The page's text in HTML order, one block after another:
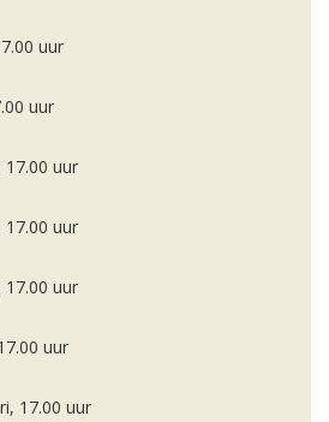
uur
uur
uur
uur
uur
uur
17.00 uur